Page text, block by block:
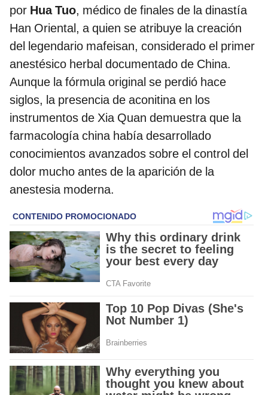
por Hua Tuo, médico de finales de la dinastía
Han Oriental, a quien se atribuye la creación
del legendario mafeisan, considerado el primer
anestésico herbal documentado de China.
Aunque la fórmula original se perdió hace
siglos, la presencia de aconitina en los
instrumentos de Xia Quan demuestra que la
farmacología china había desarrollado
conocimientos avanzados sobre el control del
dolor mucho antes de la aparición de la
anestesia moderna.